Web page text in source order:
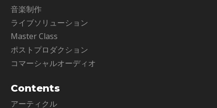
音楽制作
ライブソリューション
Master Class
ポストプロダクション
コマーシャルオーディオ
Contents
アーティクル